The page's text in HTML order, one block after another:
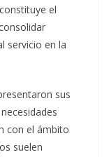
el
servicio en la
sus
con el ámbito
suelen